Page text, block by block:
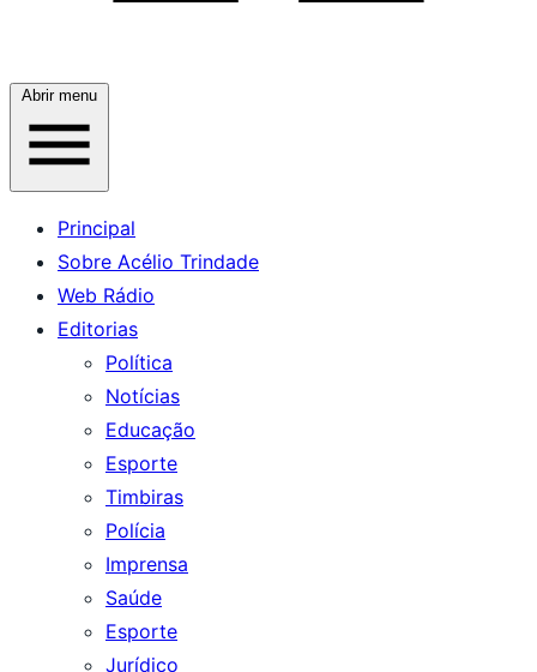
Abrir menu
Principal
Sobre Acélio Trindade
Web Rádio
Editorias
Política
Notícias
Educação
Esporte
Timbiras
Polícia
Imprensa
Saúde
Esporte
Jurídico